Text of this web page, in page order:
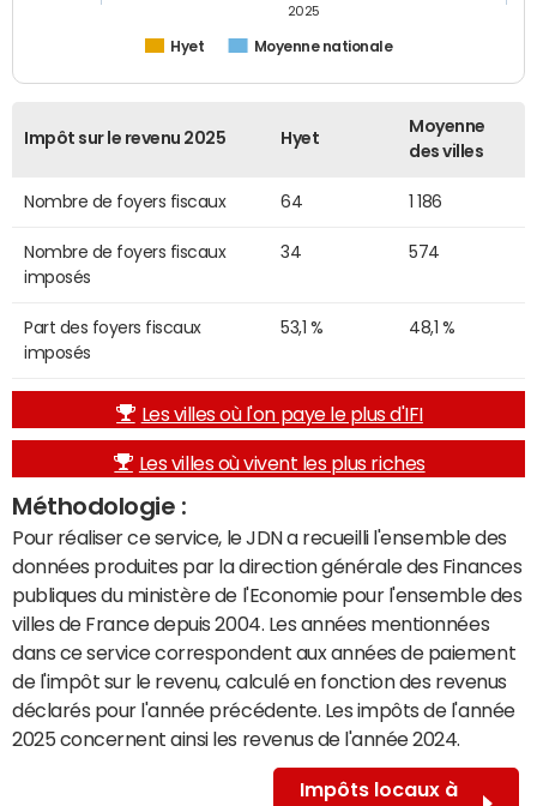
Hyet Moyenne nationale
2025
Impôt sur le revenu 2025 Hyet
Moyenne
des villes
Nombre de foyers fiscaux 64 1 186
Nombre de foyers fiscaux
imposés
34 574
Part des foyers fiscaux
imposés
53,1 % 48,1 %
Les villes où l'on paye le plus d'IFI
Les villes où vivent les plus riches
Méthodologie :
Pour réaliser ce service, le JDN a recueilli l'ensemble des
données produites par la direction générale des Finances
publiques du ministère de l'Economie pour l'ensemble des
villes de France depuis 2004. Les années mentionnées
dans ce service correspondent aux années de paiement
de l'impôt sur le revenu, calculé en fonction des revenus
déclarés pour l'année précédente. Les impôts de l'année
2025 concernent ainsi les revenus de l'année 2024.
Impôts locaux à